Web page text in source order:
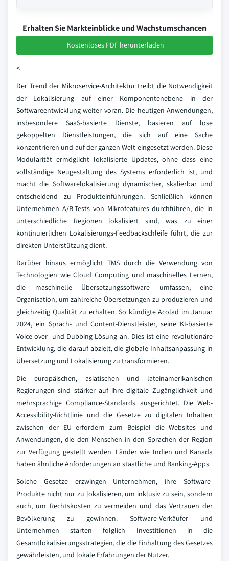
Erhalten Sie Markteinblicke und Wachstumschancen
Kostenloses PDF herunterladen
<
Der Trend der Mikroservice-Architektur treibt die Notwendigkeit
der Lokalisierung auf einer Komponentenebene in der
Softwareentwicklung weiter voran. Die heutigen Anwendungen,
insbesondere SaaS-basierte Dienste, basieren auf lose
gekoppelten Dienstleistungen, die sich auf eine Sache
konzentrieren und auf der ganzen Welt eingesetzt werden. Diese
Modularität ermöglicht lokalisierte Updates, ohne dass eine
vollständige Neugestaltung des Systems erforderlich ist, und
macht die Softwarelokalisierung dynamischer, skalierbar und
entscheidend zu Produkteinführungen. Schließlich können
Unternehmen A/B-Tests von Mikrofeatures durchführen, die in
unterschiedliche Regionen lokalisiert sind, was zu einer
kontinuierlichen Lokalisierungs-Feedbackschleife führt, die zur
direkten Unterstützung dient.
Darüber hinaus ermöglicht TMS durch die Verwendung von
Technologien wie Cloud Computing und maschinelles Lernen,
die maschinelle Übersetzungssoftware umfassen, eine
Organisation, um zahlreiche Übersetzungen zu produzieren und
gleichzeitig Qualität zu erhalten. So kündigte Acolad im Januar
2024, ein Sprach- und Content-Dienstleister, seine KI-basierte
Voice-over- und Dubbing-Lösung an. Dies ist eine revolutionäre
Entwicklung, die darauf abzielt, die globale Inhaltsanpassung in
Übersetzung und Lokalisierung zu transformieren.
Die europäischen, asiatischen und lateinamerikanischen
Regierungen sind stärker auf ihre digitale Zugänglichkeit und
mehrsprachige Compliance-Standards ausgerichtet. Die Web-
Accessibility-Richtlinie und die Gesetze zu digitalen Inhalten
zwischen der EU erfordern zum Beispiel die Websites und
Anwendungen, die den Menschen in den Sprachen der Region
zur Verfügung gestellt werden. Länder wie Indien und Kanada
haben ähnliche Anforderungen an staatliche und Banking-Apps.
Solche Gesetze erzwingen Unternehmen, ihre Software-
Produkte nicht nur zu lokalisieren, um inklusiv zu sein, sondern
auch, um Rechtskosten zu vermeiden und das Vertrauen der
Bevölkerung zu gewinnen. Software-Verkäufer und
Unternehmen starten folglich Investitionen in die
Gesamtlokalisierungsstrategien, die die Einhaltung des Gesetzes
gewährleisten, und lokale Erfahrungen der Nutzer.